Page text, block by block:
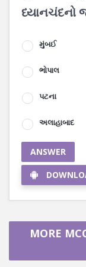
ધ્યાનચંદનો
મુંબઈ
ભોપાલ
પટના
અલાહાબાદ
ANSWER
MORE